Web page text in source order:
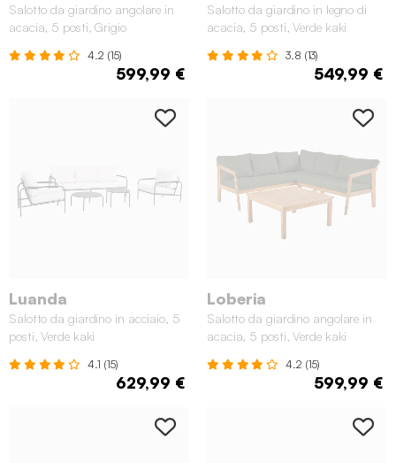
Salotto da giardino angolare in
acacia, 5 posti, Grigio
4.2 (15)
599,99 €
Salotto da giardino in legno di
acacia, 5 posti, Verde kaki
3.8 (13)
549,99 €
Luanda
Salotto da giardino in acciaio, 5
posti, Verde kaki
4.1 (15)
629,99 €
Loberia
Salotto da giardino angolare in
acacia, 5 posti, Verde kaki
4.2 (15)
599,99 €